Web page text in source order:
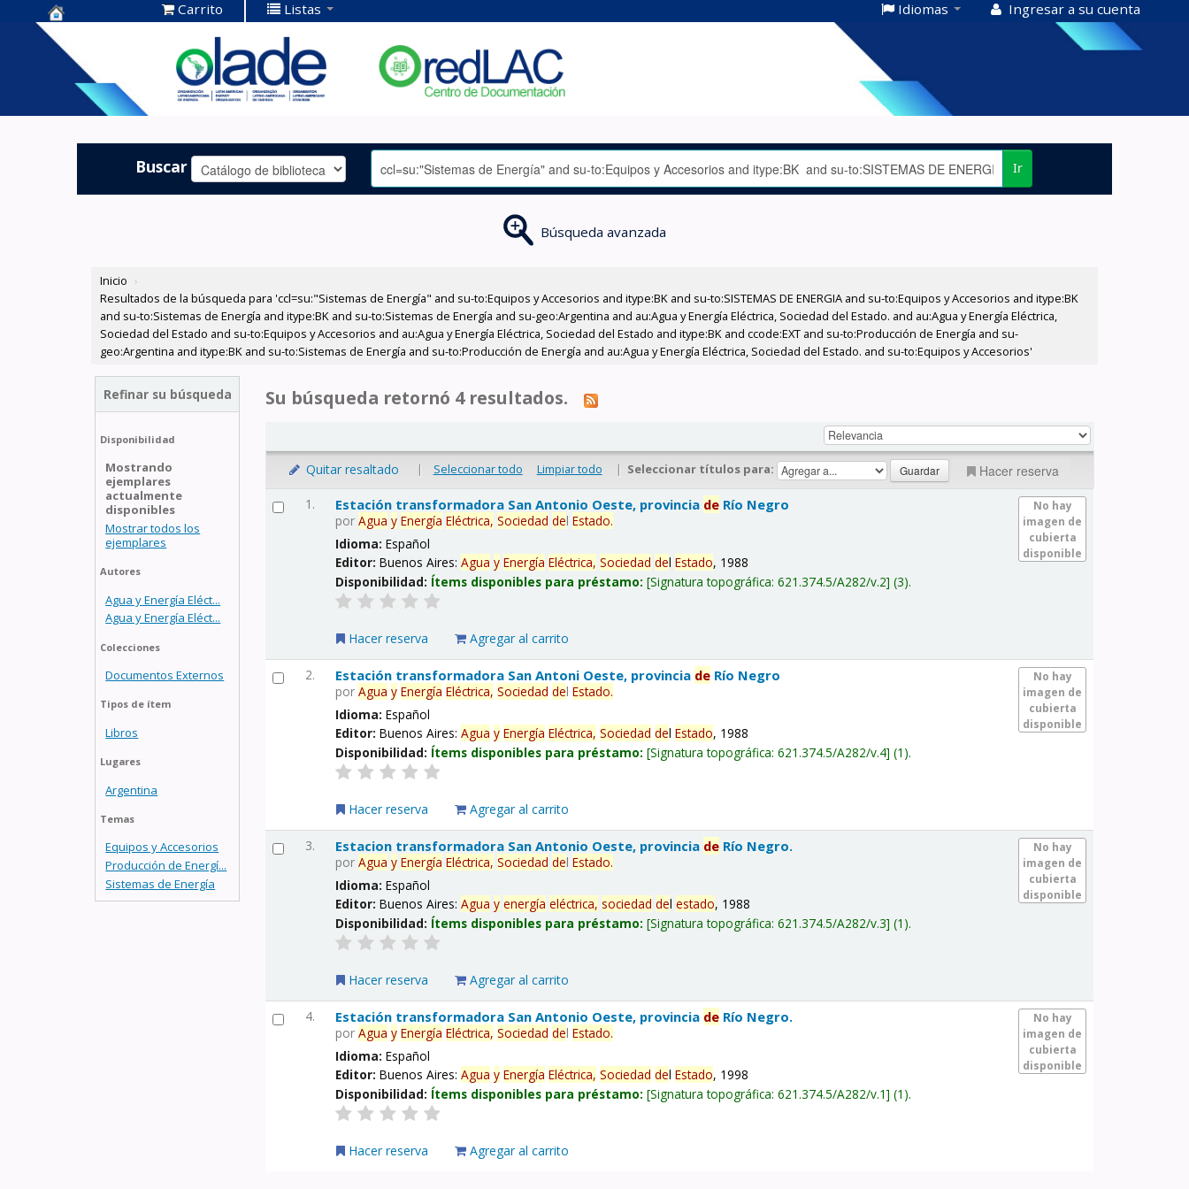
Centro de
Documentación
OLADE -
Carrito Listas Idiomas Ingresar a su cuenta
Buscar Ir
Búsqueda avanzada
Inicio ›
Resultados de la búsqueda para 'ccl=su:"Sistemas de Energía" and su-to:Equipos y Accesorios and itype:BK and su-to:SISTEMAS DE ENERGIA and su-to:Equipos y Accesorios and itype:BK
and su-to:Sistemas de Energía and itype:BK and su-to:Sistemas de Energía and su-geo:Argentina and au:Agua y Energía Eléctrica, Sociedad del Estado. and au:Agua y Energía Eléctrica,
Sociedad del Estado and su-to:Equipos y Accesorios and au:Agua y Energía Eléctrica, Sociedad del Estado and itype:BK and ccode:EXT and su-to:Producción de Energía and su-
geo:Argentina and itype:BK and su-to:Sistemas de Energía and su-to:Producción de Energía and au:Agua y Energía Eléctrica, Sociedad del Estado. and su-to:Equipos y Accesorios'
Refinar su búsqueda
Disponibilidad
Mostrando
ejemplares
actualmente
disponibles
Mostrar todos los
ejemplares
Autores
Agua y Energía Eléct...
Agua y Energía Eléct...
Colecciones
Documentos Externos
Tipos de ítem
Libros
Lugares
Argentina
Temas
Equipos y Accesorios
Producción de Energí...
Sistemas de Energía
Su búsqueda retornó 4 resultados.
Quitar resaltado | Seleccionar todo Limpiar todo | Seleccionar títulos para: Hacer reserva
1.
No hay
imagen de
cubierta
disponible
Estación transformadora San Antonio Oeste, provincia de Río Negro
porAgua y Energía Eléctrica, Sociedad delEstado.
Idioma:Español
Editor:Buenos Aires:Agua y Energía Eléctrica, Sociedad delEstado, 1988
Disponibilidad: Ítems disponibles para préstamo: Signatura topográfica:621.374.5/A282/v.2 (3).
Hacer reserva Agregar al carrito
2.
No hay
imagen de
cubierta
disponible
Estación transformadora San Antoni Oeste, provincia de Río Negro
porAgua y Energía Eléctrica, Sociedad delEstado.
Idioma:Español
Editor:Buenos Aires:Agua y Energía Eléctrica, Sociedad delEstado, 1988
Disponibilidad: Ítems disponibles para préstamo: Signatura topográfica:621.374.5/A282/v.4 (1).
Hacer reserva Agregar al carrito
3.
No hay
imagen de
cubierta
disponible
Estacion transformadora San Antonio Oeste, provincia de Río Negro.
porAgua y Energía Eléctrica, Sociedad delEstado.
Idioma:Español
Editor:Buenos Aires:Agua y energía eléctrica, sociedad delestado, 1988
Disponibilidad: Ítems disponibles para préstamo: Signatura topográfica:621.374.5/A282/v.3 (1).
Hacer reserva Agregar al carrito
4.
No hay
imagen de
cubierta
disponible
Estación transformadora San Antonio Oeste, provincia de Río Negro.
porAgua y Energía Eléctrica, Sociedad delEstado.
Idioma:Español
Editor:Buenos Aires:Agua y Energía Eléctrica, Sociedad delEstado, 1998
Disponibilidad: Ítems disponibles para préstamo: Signatura topográfica:621.374.5/A282/v.1 (1).
Hacer reserva Agregar al carrito